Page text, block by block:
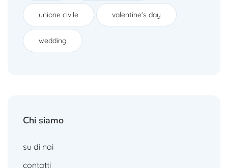
unione civile valentine's day
wedding
Chi siamo
su di noi
contatti